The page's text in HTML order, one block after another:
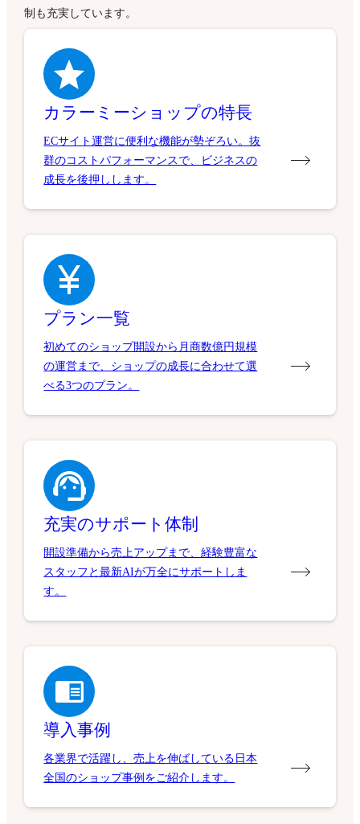
制も充実しています。
カラーミーショップの特長
ECサイト運営に便利な機能が勢ぞろい。抜
群のコストパフォーマンスで、ビジネスの
成長を後押しします。
プラン一覧
初めてのショップ開設から月商数億円規模
の運営まで、ショップの成長に合わせて選
べる3つのプラン。
充実のサポート体制
開設準備から売上アップまで、経験豊富な
スタッフと最新AIが万全にサポートしま
す。
導入事例
各業界で活躍し、売上を伸ばしている日本
全国のショップ事例をご紹介します。